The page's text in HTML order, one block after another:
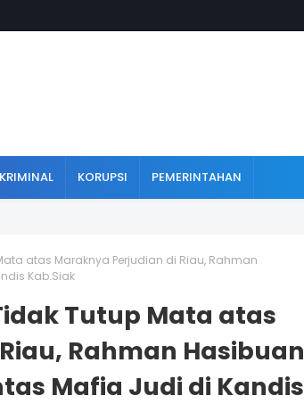
KRIMINAL KORUPSI PEMERINTAHAN
atas Maraknya Perjudian di Riau, Rahman
Kab.Siak
Tutup Mata atas
Rahman Hasibuan
Mafia Judi di Kandis